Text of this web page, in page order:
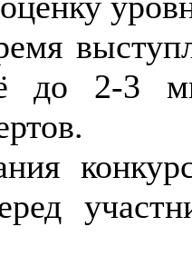
до 2-3